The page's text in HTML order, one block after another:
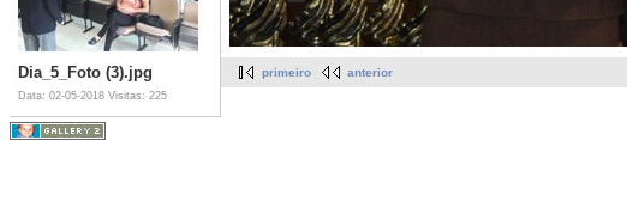
Dia_5_Foto (3).jpg
Data: 02-05-2018 Visitas: 225
primeiro anterior